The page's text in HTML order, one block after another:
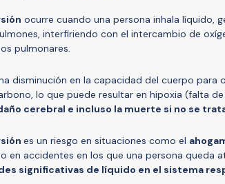
ocurre cuando una persona inhala líquido,
interfiriendo con el intercambio de
pulmonares.
disminución en la capacidad del cuerpo para
lo que puede resultar en hipoxia (falta
cerebral e incluso la muerte si no se
es un riesgo en situaciones como el
en accidentes en los que una persona queda
significativas de líquido en el sistema